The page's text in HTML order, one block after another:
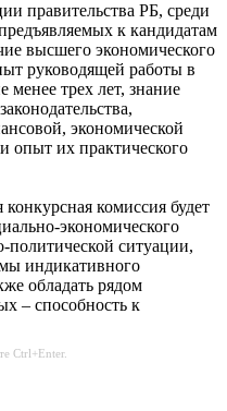
правительства РБ, среди
к кандидатам
высшего экономического
руководящей работы в
трех лет, знание
экономической
опыт их практического
комиссия будет
экономического
ситуации,
индикативного
обладать рядом
– способность к
Ctrl+Enter.